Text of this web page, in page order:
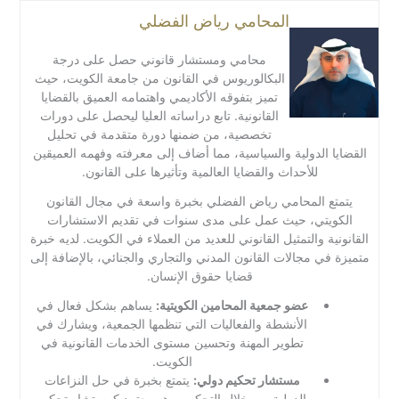
المحامي رياض الفضلي
محامي ومستشار قانوني حصل على درجة
البكالوريوس في القانون من جامعة الكويت، حيث
تميز بتفوقه الأكاديمي واهتمامه العميق بالقضايا
القانونية. تابع دراساته العليا ليحصل على دورات
تخصصية، من ضمنها دورة متقدمة في تحليل
القضايا الدولية والسياسية، مما أضاف إلى معرفته وفهمه العميقين
للأحداث والقضايا العالمية وتأثيرها على القانون.
يتمتع المحامي رياض الفضلي بخبرة واسعة في مجال القانون
الكويتي، حيث عمل على مدى سنوات في تقديم الاستشارات
القانونية والتمثيل القانوني للعديد من العملاء في الكويت. لديه خبرة
متميزة في مجالات القانون المدني والتجاري والجنائي، بالإضافة إلى
قضايا حقوق الإنسان.
عضو جمعية المحامين الكويتية: يساهم بشكل فعال في
الأنشطة والفعاليات التي تنظمها الجمعية، ويشارك في
تطوير المهنة وتحسين مستوى الخدمات القانونية في
الكويت.
مستشار تحكيم دولي: يتمتع بخبرة في حل النزاعات